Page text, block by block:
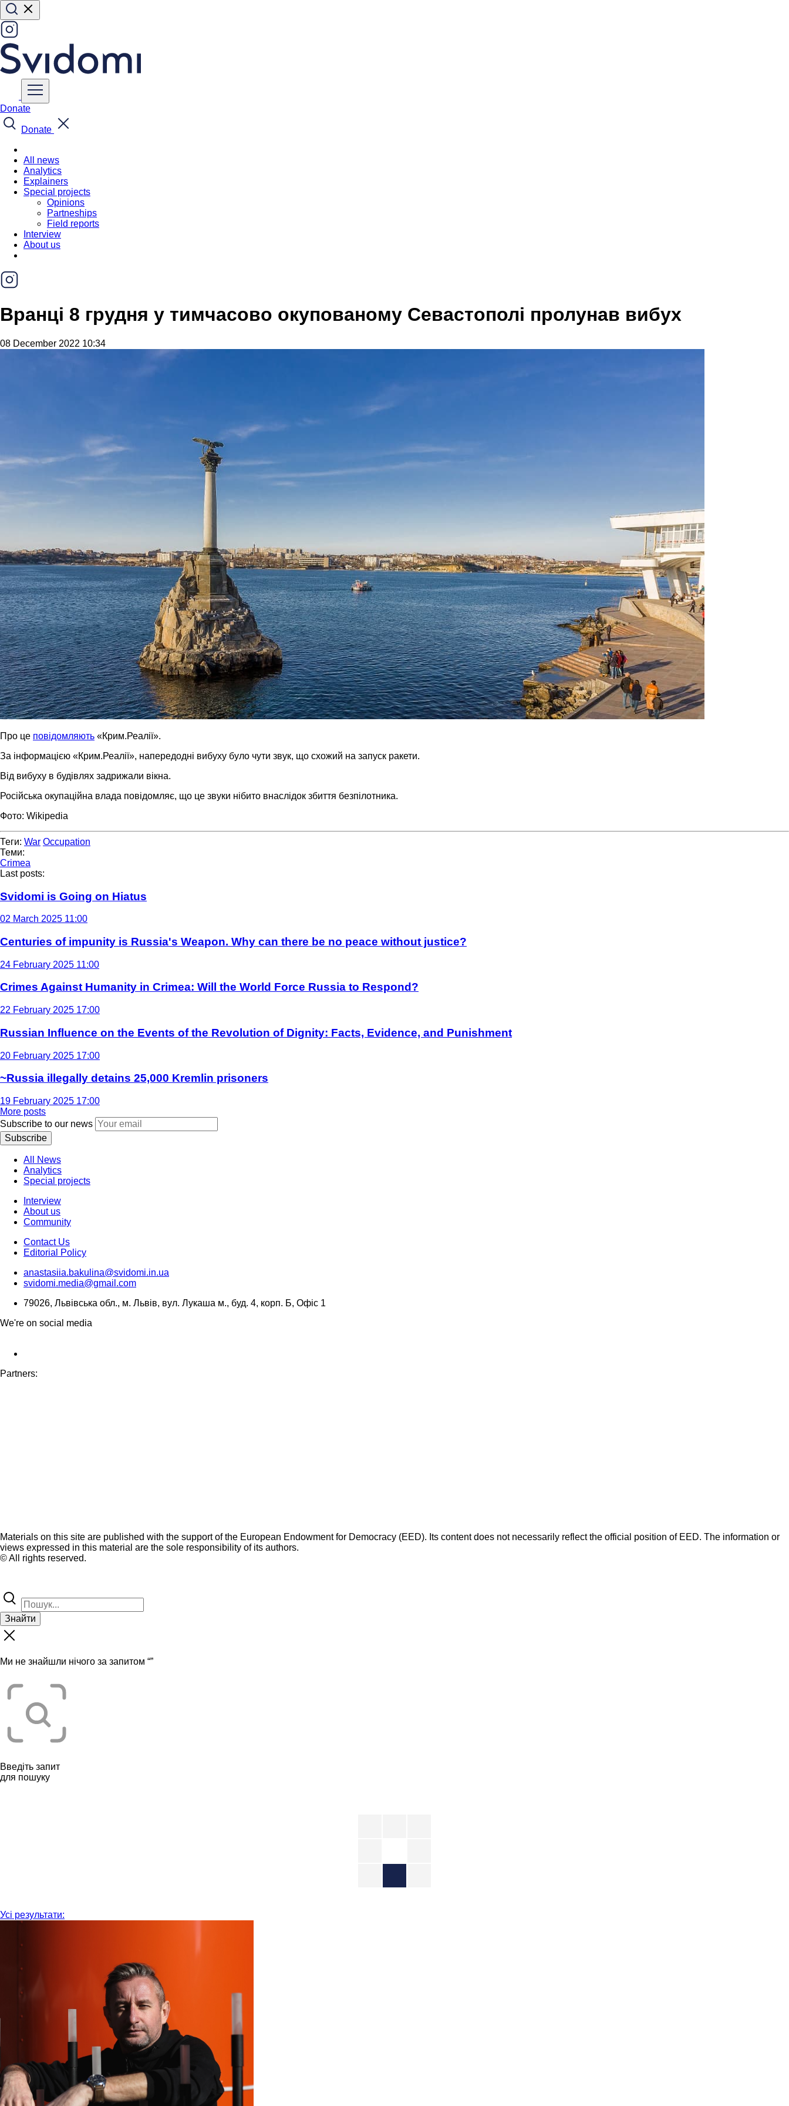
Donate
Donate
All news
Analytics
Explainers
Special projects
Opinions
Partneships
Field reports
Interview
About us
Вранці 8 грудня у тимчасово окупованому Севастополі пролунав вибух
08 December 2022 10:34
Про це повідомляють «Крим.Реалії».
За інформацією «Крим.Реалії», напередодні вибуху було чути звук, що схожий на запуск ракети.
Від вибуху в будівлях задрижали вікна.
Російська окупаційна влада повідомляє, що це звуки нібито внаслідок збиття безпілотника.
Фото: Wikipedia
Теги: War Occupation
Теми:
Crimea
Last posts:
Svidomi is Going on Hiatus
02 March 2025 11:00
Centuries of impunity is Russia's Weapon. Why can there be no peace without justice?
24 February 2025 11:00
Crimes Against Humanity in Crimea: Will the World Force Russia to Respond?
22 February 2025 17:00
Russian Influence on the Events of the Revolution of Dignity: Facts, Evidence, and Punishment
20 February 2025 17:00
~Russia illegally detains 25,000 Kremlin prisoners
19 February 2025 17:00
More posts
Subscribe to our news
Subscribe
All News
Analytics
Special projects
Interview
About us
Community
Contact Us
Editorial Policy
anastasiia.bakulina@svidomi.in.ua
svidomi.media@gmail.com
79026, Львівська обл., м. Львів, вул. Лукаша м., буд. 4, корп. Б, Офіс 1
We're on social media
Partners:
Materials on this site are published with the support of the European Endowment for Democracy (EED). Its content does not necessarily reflect the official position of EED. The information or
views expressed in this material are the sole responsibility of its authors.
© All rights reserved.
Знайти
Ми не знайшли нічого за запитом “”
Введіть запит
для пошуку
Усі результати: